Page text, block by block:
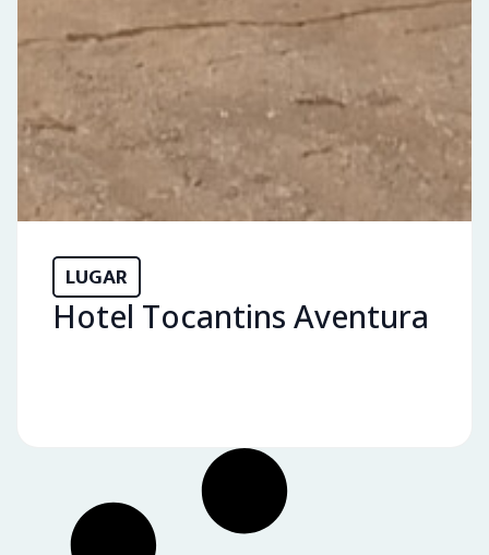
LUGAR
Hotel Tocantins Aventura